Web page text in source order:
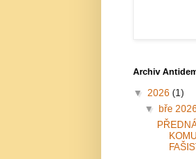
Archiv
▼ 2026 (1)
▼ bře